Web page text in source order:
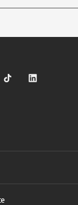
Youtube
auf Instagram
Sparkasse auf TikTok
Sparkasse